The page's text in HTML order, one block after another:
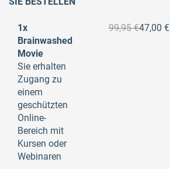
1x
Brainwashed
Movie
Sie erhalten
Zugang zu
einem
geschützten
Online-
Bereich mit
Kursen oder
Webinaren
99,95 €47,00 €